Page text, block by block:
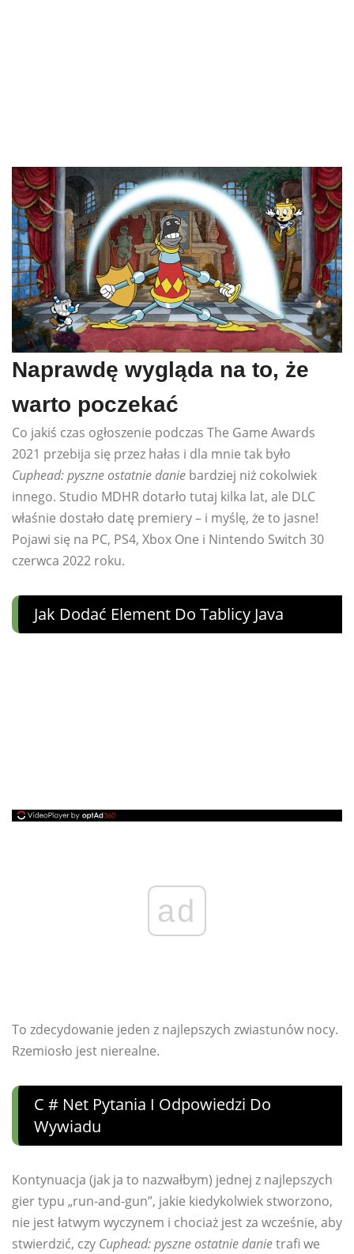
Naprawdę wygląda na to, że
warto poczekać
Co jakiś czas ogłoszenie podczas The Game Awards
2021 przebija się przez hałas i dla mnie tak było
Cuphead: pyszne ostatnie danie bardziej niż cokolwiek
innego. Studio MDHR dotarło tutaj kilka lat, ale DLC
właśnie dostało datę premiery – i myślę, że to jasne!
Pojawi się na PC, PS4, Xbox One i Nintendo Switch 30
czerwca 2022 roku.
Jak Dodać Element Do Tablicy Java
ad
To zdecydowanie jeden z najlepszych zwiastunów nocy.
Rzemiosło jest nierealne.
C # Net Pytania I Odpowiedzi Do
Wywiadu
Kontynuacja (jak ja to nazwałbym) jednej z najlepszych
gier typu „run-and-gun”, jakie kiedykolwiek stworzono,
nie jest łatwym wyczynem i chociaż jest za wcześnie, aby
stwierdzić, czy Cuphead: pyszne ostatnie danietrafi we